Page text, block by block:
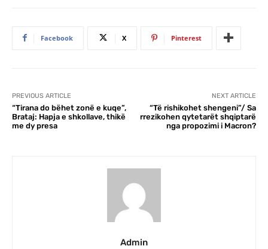
Facebook X Pinterest
PREVIOUS ARTICLE
“Tirana do bëhet zonë e kuqe”,
Brataj: Hapja e shkollave, thikë
me dy presa
NEXT ARTICLE
“Të rishikohet shengeni”/ Sa
rrezikohen qytetarët shqiptarë
nga propozimi i Macron?
Admin